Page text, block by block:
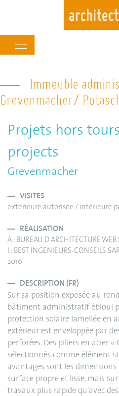
navigation
Immeuble
Grevenmacher/
Projets hors
projects
Grevenmacher
VISITES
extérieure autorisée / intérieure
RÉALISATION
A : BUREAU D'ARCHITECTURE WEB
I : BEST INGENIEURS-CONSEILS
2016
DESCRIPTION (FR)
Sur sa position exposée au
bâtiment administratif ébloui
protection solaire lamellée en
extérieur est enveloppée par
perforées. Des piliers en acier
sélectionnés comme élément
avantages sont les dimensions
surface propre et lisse, mais
travaux plus rapide qu'avec